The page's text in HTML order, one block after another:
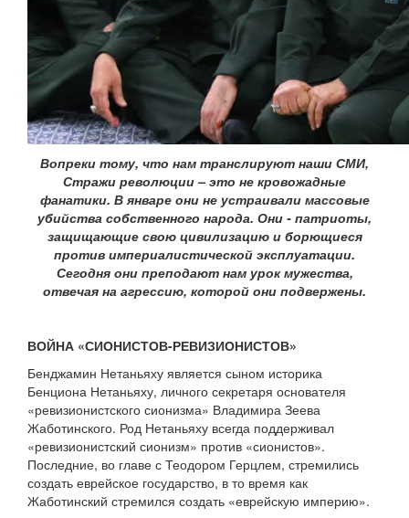
Вопреки тому, что нам транслируют наши СМИ,
Стражи революции – это не кровожадные
фанатики. В январе они не устраивали массовые
убийства собственного народа. Они - патриоты,
защищающие свою цивилизацию и борющиеся
против империалистической эксплуатации.
Сегодня они преподают нам урок мужества,
отвечая на агрессию, которой они подвержены.
ВОЙНА «СИОНИСТОВ-РЕВИЗИОНИСТОВ»
Бенджамин Нетаньяху является сыном историка
Бенциона Нетаньяху, личного секретаря основателя
«ревизионистского сионизма» Владимира Зеева
Жаботинского. Род Нетаньяху всегда поддерживал
«ревизионистский сионизм» против «сионистов».
Последние, во главе с Теодором Герцлем, стремились
создать еврейское государство, в то время как
Жаботинский стремился создать «еврейскую империю».